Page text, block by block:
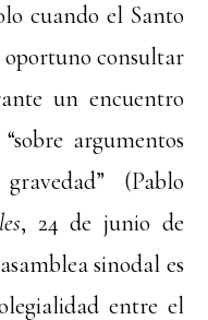
cuando el Santo
oportuno consultar
un encuentro
argumentos
(Pablo
, 24 de junio de
sinodal es
entre el